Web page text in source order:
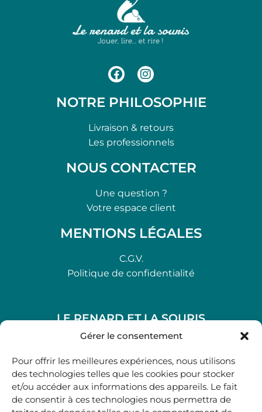
Gérer le consentement
Pour offrir les meilleures expériences, nous utilisons
des technologies telles que les cookies pour stocker
et/ou accéder aux informations des appareils. Le fait
de consentir à ces technologies nous permettra de
NOTRE PHILOSOPHIE
Livraison & retours
Les professionnels
NOUS CONTACTER
Une question ?
Votre espace client
MENTIONS LÉGALES
C.G.V.
Politique de confidentialité
LE RENARD ET LA SOURIS
48, rue Maubec 33210 LANGON
05 40 41 37 18
.
MARDI AU SAMEDI